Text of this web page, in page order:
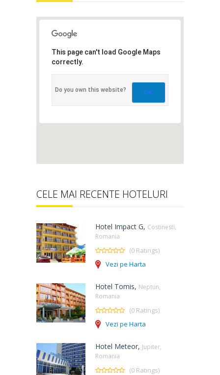
This page can't load Google Maps
correctly.
Do you own this website? OK
CELE MAI RECENTE HOTELURI
Hotel Impact G, Costinesti,
Romania
(0 Ratings)
Vezi pe Harta
Hotel Tomis, Neptun,
Romania
(0 Ratings)
Vezi pe Harta
Hotel Meteor, Jupiter,
Romania
(0 Ratings)